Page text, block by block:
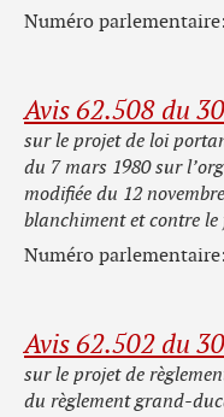
Numéro
Avis 62.508 du
sur le projet de loi
du 7 mars 1980 sur
modifiée du 12
blanchiment et contre
Numéro
Avis 62.502 du
sur le projet de
du règlement grand-